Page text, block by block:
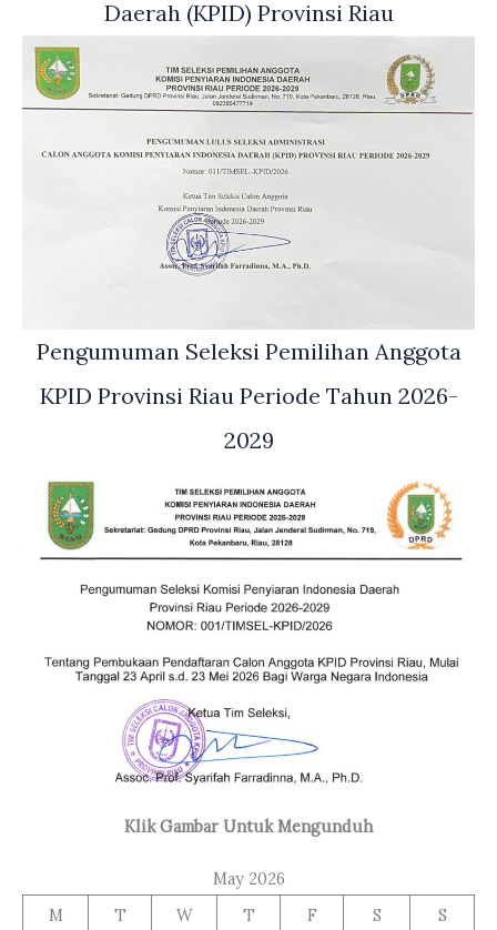
Daerah (KPID) Provinsi Riau
Pengumuman Seleksi Pemilihan Anggota
KPID Provinsi Riau Periode Tahun 2026-
2029
Klik Gambar Untuk Mengunduh
May 2026
M
T W T F S
S